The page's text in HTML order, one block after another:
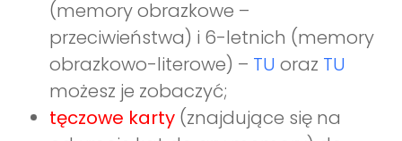
(memory obrazkowe –
przeciwieństwa) i 6-letnich (memory
obrazkowo-literowe) – TU oraz TU
możesz je zobaczyć;
tęczowe karty (znajdujące się na